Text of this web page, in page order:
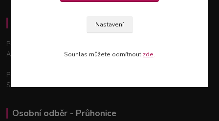
Osobní odběr - Praha 12
Podchýšská 129, 143 00
Areál zahradnictví Šťastný
Po - Pá: 9:00 - 18:00
So: 9:00 - 12:00
Osobní odběr - Průhonice
Nastavení
Souhlas můžete odmítnout zde.